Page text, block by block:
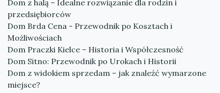
Dom z halą – Idealne rozwiązanie dla rodzin i
przedsiębiorców
Dom Brda Cena - Przewodnik po Kosztach i
Możliwościach
Dom Praczki Kielce – Historia i Współczesność
Dom Sitno: Przewodnik po Urokach i Historii
Dom z widokiem sprzedam – jak znaleźć wymarzone
miejsce?